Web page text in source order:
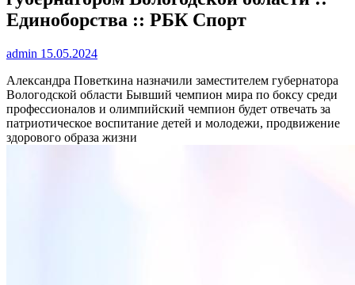
Единоборства :: РБК Спорт
admin 15.05.2024
Александра Поветкина назначили заместителем губернатора
Вологодской области Бывший чемпион мира по боксу среди
профессионалов и олимпийский чемпион будет отвечать за
патриотическое воспитание детей и молодежи, продвижение
здорового образа жизни